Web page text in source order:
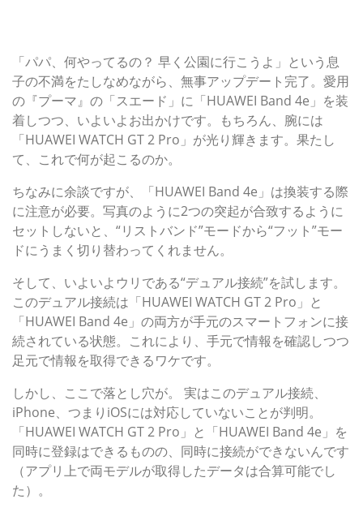
「パパ、何やってるの？ 早く公園に行こうよ」という息
子の不満をたしなめながら、無事アップデート完了。愛用
の『プーマ』の「スエード」に「HUAWEI Band 4e」を装
着しつつ、いよいよお出かけです。もちろん、腕には
「HUAWEI WATCH GT 2 Pro」が光り輝きます。果たし
て、これで何が起こるのか。
ちなみに余談ですが、「HUAWEI Band 4e」は換装する際
に注意が必要。写真のように2つの突起が合致するように
セットしないと、“リストバンド”モードから“フット”モー
ドにうまく切り替わってくれません。
そして、いよいよウリである“デュアル接続”を試します。
このデュアル接続は「HUAWEI WATCH GT 2 Pro」と
「HUAWEI Band 4e」の両方が手元のスマートフォンに接
続されている状態。これにより、手元で情報を確認しつつ
足元で情報を取得できるワケです。
しかし、ここで落とし穴が。 実はこのデュアル接続、
iPhone、つまりiOSには対応していないことが判明。
「HUAWEI WATCH GT 2 Pro」と「HUAWEI Band 4e」を
同時に登録はできるものの、同時に接続ができないんです
（アプリ上で両モデルが取得したデータは合算可能でし
た）。